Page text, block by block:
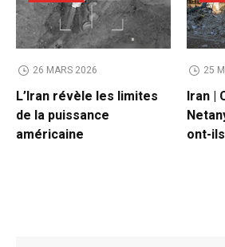
26 MARS 2026
L’Iran révèle les limites
de la puissance
américaine
25
Iran |
ont-